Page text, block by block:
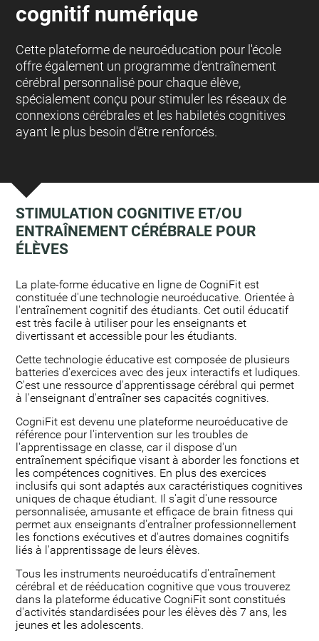
cognitif numérique
Cette plateforme de neuroéducation pour l'école
offre également un programme d'entraînement
cérébral personnalisé pour chaque élève,
spécialement conçu pour stimuler les réseaux de
connexions cérébrales et les habiletés cognitives
ayant le plus besoin d'être renforcés.
STIMULATION COGNITIVE ET/OU
ENTRAÎNEMENT CÉRÉBRALE POUR
ÉLÈVES
La plate-forme éducative en ligne de CogniFit est
constituée d'une technologie neuroéducative. Orientée à
l'entraînement cognitif des étudiants. Cet outil éducatif
est très facile à utiliser pour les enseignants et
divertissant et accessible pour les étudiants.
Cette technologie éducative est composée de plusieurs
batteries d'exercices avec des jeux interactifs et ludiques.
C'est une ressource d'apprentissage cérébral qui permet
à l'enseignant d'entraîner ses capacités cognitives.
CogniFit est devenu une plateforme neuroéducative de
référence pour l'intervention sur les troubles de
l'apprentissage en classe, car il dispose d'un
entraînement spécifique visant à aborder les fonctions et
les compétences cognitives. En plus des exercices
inclusifs qui sont adaptés aux caractéristiques cognitives
uniques de chaque étudiant. Il s'agit d'une ressource
personnalisée, amusante et efficace de brain fitness qui
permet aux enseignants d'entraÎner professionnellement
les fonctions exécutives et d'autres domaines cognitifs
liés à l'apprentissage de leurs élèves.
Tous les instruments neuroéducatifs d'entraînement
cérébral et de rééducation cognitive que vous trouverez
dans la plateforme éducative CogniFit sont constitués
d'activités standardisées pour les élèves dès 7 ans, les
jeunes et les adolescents.